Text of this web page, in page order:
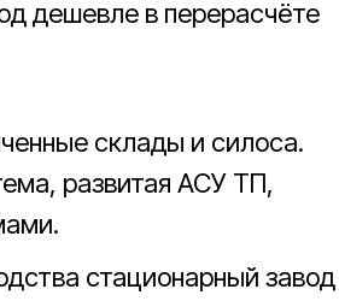
дешевле в перерасчёте
склады и силоса.
развитая АСУ ТП,
стационарный завод